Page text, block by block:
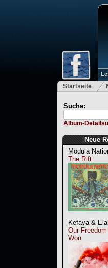
Startseite
Suche:
Album-
Neue
Modula
The Rift
Kefaya &
Our
Won